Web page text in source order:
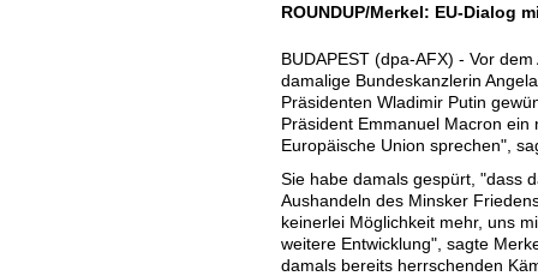
ROUNDUP/Merkel: EU-Dialog
BUDAPEST (dpa-AFX) - Vor
damalige Bundeskanzlerin
Präsidenten Wladimir Putin
Präsident Emmanuel Macron
Europäische Union sprechen",
Sie habe damals gespürt, "dass
Aushandeln des Minsker
keinerlei Möglichkeit mehr, uns
weitere Entwicklung", sagte
damals bereits herrschenden